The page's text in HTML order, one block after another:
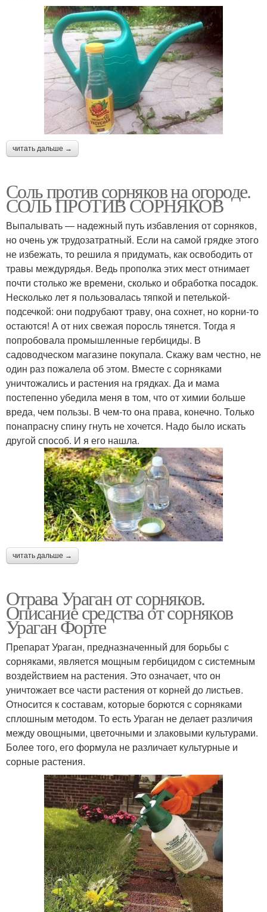
читать дальше →
Соль против сорняков на огороде.
СОЛЬ ПРОТИВ СОРНЯКОВ
Выпалывать ― надежный путь избавления от сорняков,
но очень уж трудозатратный. Если на самой грядке этого
не избежать, то решила я придумать, как освободить от
травы междурядья. Ведь прополка этих мест отнимает
почти столько же времени, сколько и обработка посадок.
Несколько лет я пользовалась тяпкой и петелькой-
подсечкой: они подрубают траву, она сохнет, но корни-то
остаются! А от них свежая поросль тянется. Тогда я
попробовала промышленные гербициды. В
садоводческом магазине покупала. Скажу вам честно, не
один раз пожалела об этом. Вместе с сорняками
уничтожались и растения на грядках. Да и мама
постепенно убедила меня в том, что от химии больше
вреда, чем пользы. В чем-то она права, конечно. Только
понапрасну спину гнуть не хочется. Надо было искать
другой способ. И я его нашла.
читать дальше →
Отрава Ураган от сорняков.
Описание средства от сорняков
Ураган Форте
Препарат Ураган, предназначенный для борьбы с
сорняками, является мощным гербицидом с системным
воздействием на растения. Это означает, что он
уничтожает все части растения от корней до листьев.
Относится к составам, которые борются с сорняками
сплошным методом. То есть Ураган не делает различия
между овощными, цветочными и злаковыми культурами.
Более того, его формула не различает культурные и
сорные растения.